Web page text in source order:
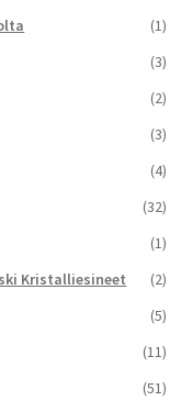
(1)
(3)
(2)
(3)
(4)
(32)
(1)
Kristalliesineet
(2)
(5)
(11)
(51)